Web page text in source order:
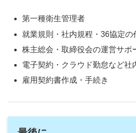
第一種衛生管理者
就業規則・社内規程・36協定の
株主総会・取締役会の運営サポ
電子契約・クラウド勤怠など社
雇用契約書作成・手続き